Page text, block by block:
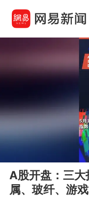
A股开盘：三大
属、玻纤、游